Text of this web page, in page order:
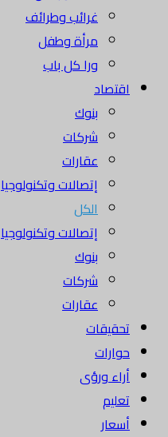
غرائب وطرائف
مرأة وطفل
ورا كل باب
اقتصاد
بنوك
شركات
عقارات
إتصالات وتكنولوجيا
الكل
إتصالات وتكنولوجيا
بنوك
شركات
عقارات
تحقيقات
حوارات
أراء ورؤى
تعليم
أسعار